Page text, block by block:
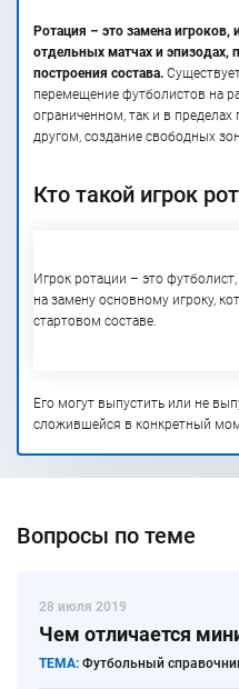
Ротация – это замена игроков,
отдельных матчах и эпизодах,
построения состава.
перемещение футболистов на
ограниченном, так и в
другом, создание свободных зон.
Кто такой игрок
Игрок ротации – это
на замену основному игроку,
стартовом составе.
Его могут выпустить или не
сложившейся в конкретный
Вопросы по теме
28 июля 2019
Чем отличается
ТЕМА: Футбольный